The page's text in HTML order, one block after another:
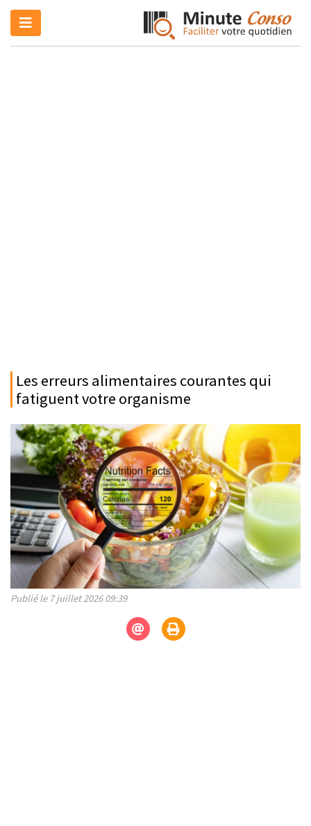
Les erreurs alimentaires courantes qui
fatiguent votre organisme
Publié le 7 juillet 2026 09:39